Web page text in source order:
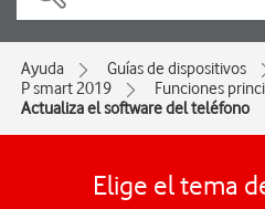
Ayuda Guías de dispositivos
P smart 2019
Funciones
Actualiza el software del teléfono
Elige el tema